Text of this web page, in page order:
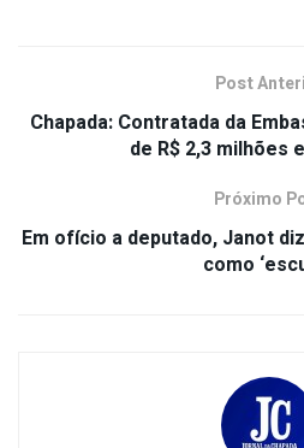
Post
Chapada: Contratada da
de R$ 2,3 milhões
Próximo
Em ofício a deputado, Janot
como